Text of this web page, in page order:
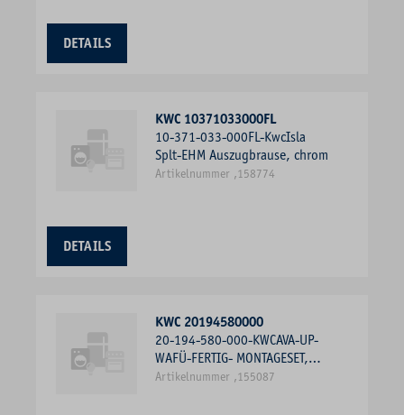
DETAILS
KWC 10371033000FL
10-371-033-000FL-KwcIsla
Splt-EHM Auszugbrause, chrom
Artikelnummer ,158774
DETAILS
KWC 20194580000
20-194-580-000-KWCAVA-UP-
WAFÜ-FERTIG- MONTAGESET,
CHROM
Artikelnummer ,155087